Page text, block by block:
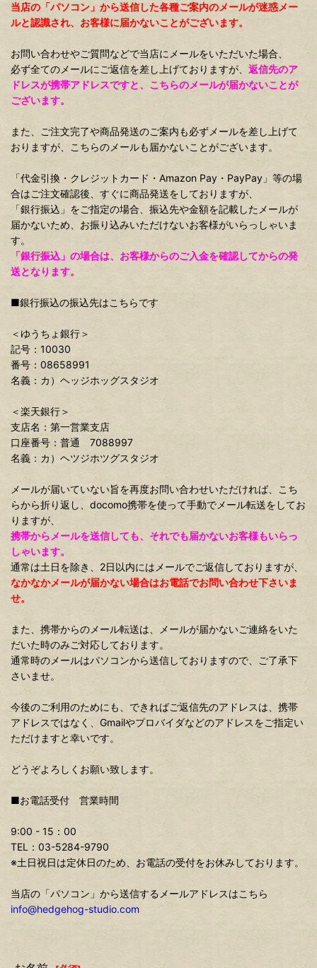
当店の「パソコン」から送信した各種ご案内のメールが迷惑メー
ルと認識され、お客様に届かないことがございます。
お問い合わせやご質問などで当店にメールをいただいた場合、
必ず全てのメールにご返信を差し上げておりますが、 返信先のア
ドレスが携帯アドレスですと、こちらのメールが届かないことが
ございます。
また、ご注文完了や商品発送のご案内も必ずメールを差し上げて
おりますが、こちらのメールも届かないことがございます。
「代金引換・クレジットカード・Amazon Pay・PayPay」等の場
合はご注文確認後、すぐに商品発送をしておりますが、
「銀行振込」をご指定の場合、振込先や金額を記載したメールが
届かないため、お振り込みいただけないお客様がいらっしゃいま
す。
「銀行振込」の場合は、お客様からのご入金を確認してからの発
送となります。
■銀行振込の振込先はこちらです
＜ゆうちょ銀行＞
記号：10030
番号：08658991
名義：カ）ヘッジホッグスタジオ
＜楽天銀行＞
支店名：第一営業支店
口座番号：普通 7088997
名義：カ）ヘツジホツグスタジオ
メールが届いていない旨を再度お問い合わせいただければ、こち
らから折り返し、docomo携帯を使って手動でメール転送をしてお
りますが、
携帯からメールを送信しても、それでも届かないお客様もいらっ
しゃいます。
通常は土日を除き、2日以内にはメールでご返信しておりますが、
なかなかメールが届かない場合はお電話でお問い合わせ下さいま
せ。
また、携帯からのメール転送は、メールが届かないご連絡をいた
だいた時のみご対応しております。
通常時のメールはパソコンから送信しておりますので、ご了承下
さいませ。
今後のご利用のためにも、できればご返信先のアドレスは、携帯
アドレスではなく、Gmailやプロバイダなどのアドレスをご指定い
ただけますと幸いです。
どうぞよろしくお願い致します。
■お電話受付 営業時間
9:00 - 15：00
TEL：03-5284-9790
※土日祝日は定休日のため、お電話の受付をお休みしております。
当店の「パソコン」から送信するメールアドレスはこちら
info@hedgehog-studio.com